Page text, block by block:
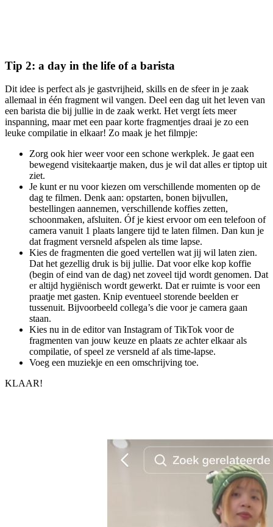
Tip 2: a day in the life of a barista
Dit idee is perfect als je gastvrijheid, skills en de sfeer in je zaak
allemaal in één fragment wil vangen. Deel een dag uit het leven van
een barista die bij jullie in de zaak werkt. Het vergt íets meer
inspanning, maar met een paar korte fragmentjes draai je zo een
leuke compilatie in elkaar! Zo maak je het filmpje:
Zorg ook hier weer voor een schone werkplek. Je gaat een
bewegend visitekaartje maken, dus je wil dat alles er tiptop uit
ziet.
Je kunt er nu voor kiezen om verschillende momenten op de
dag te filmen. Denk aan: opstarten, bonen bijvullen,
bestellingen aannemen, verschillende koffies zetten,
schoonmaken, afsluiten. Óf je kiest ervoor om een telefoon of
camera vanuit 1 plaats langere tijd te laten filmen. Dan kun je
dat fragment versneld afspelen als time lapse.
Kies de fragmenten die goed vertellen wat jij wil laten zien.
Dat het gezellig druk is bij jullie. Dat voor elke kop koffie
(begin of eind van de dag) net zoveel tijd wordt genomen. Dat
er altijd hygiënisch wordt gewerkt. Dat er ruimte is voor een
praatje met gasten. Knip eventueel storende beelden er
tussenuit. Bijvoorbeeld collega’s die voor je camera gaan
staan.
Kies nu in de editor van Instagram of TikTok voor de
fragmenten van jouw keuze en plaats ze achter elkaar als
compilatie, of speel ze versneld af als time-lapse.
Voeg een muziekje en een omschrijving toe.
KLAAR!